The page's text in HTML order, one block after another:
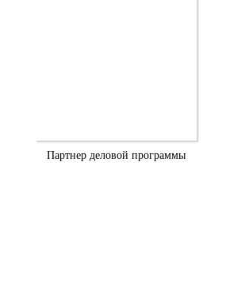
Партнер деловой программы